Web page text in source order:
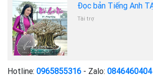
Đọc bản Tiếng Anh
Tài trợ
Hotline: 0965855316 - Zalo: 0846460404